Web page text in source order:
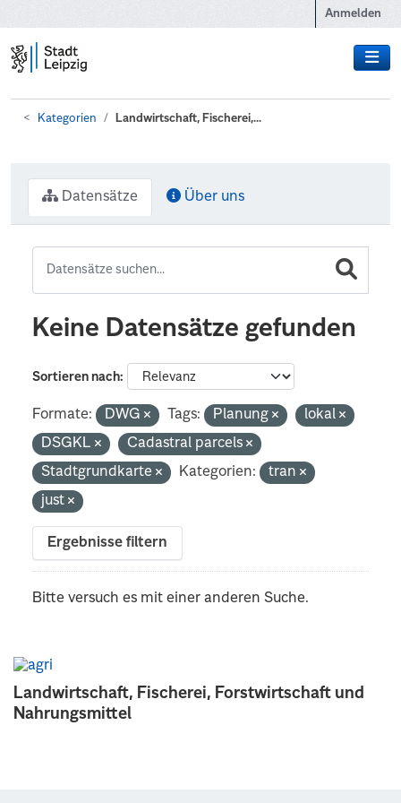
Anmelden
Kategorien Landwirtschaft, Fischerei,...
Landwirtschaft, Fischerei, Forstwirtschaft und
Nahrungsmittel
Datensätze Über uns
Keine Datensätze gefunden
Sortieren nach
Formate: DWG Tags: Planung
lokal
DSGKL
Cadastral parcels
Stadtgrundkarte
Kategorien:
tran
just
Ergebnisse filtern
Bitte versuch es mit einer anderen Suche.